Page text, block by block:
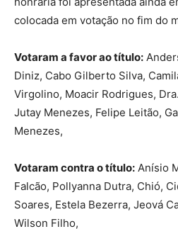
colocada em votação no fim do
Votaram a favor ao título:
Diniz, Cabo Gilberto Silva,
Virgolino, Moacir Rodrigues,
Jutay Menezes, Felipe Leitão,
Menezes,
Votaram contra o título: Anísio
Falcão, Pollyanna Dutra, Chió,
Soares, Estela Bezerra, Jeová
Wilson Filho,